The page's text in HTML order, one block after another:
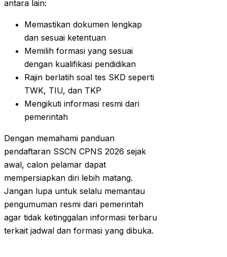
antara lain:
Memastikan dokumen lengkap
dan sesuai ketentuan
Memilih formasi yang sesuai
dengan kualifikasi pendidikan
Rajin berlatih soal tes SKD seperti
TWK, TIU, dan TKP
Mengikuti informasi resmi dari
pemerintah
Dengan memahami panduan
pendaftaran SSCN CPNS 2026 sejak
awal, calon pelamar dapat
mempersiapkan diri lebih matang.
Jangan lupa untuk selalu memantau
pengumuman resmi dari pemerintah
agar tidak ketinggalan informasi terbaru
terkait jadwal dan formasi yang dibuka.